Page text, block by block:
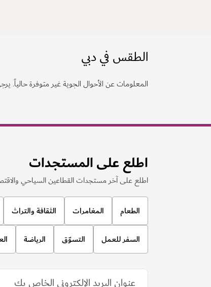
الطقس في دبي
المعلومات عن الأحوال الجوية غير متوفرة حالياً.
اطلع على المستجدات
اطلع على آخر مستجدات القطاعين السياحي
الطعام المغامرات الثقافة والتراث
السفر للعمل التسوّق الرياضة